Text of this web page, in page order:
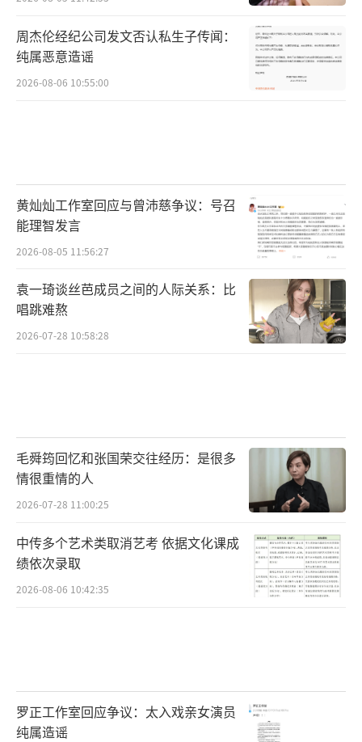
周杰伦经纪公司发文否认私生子传闻：
纯属恶意造谣
2026-08-06 10:55:00
黄灿灿工作室回应与曾沛慈争议：号召
能理智发言
2026-08-05 11:56:27
袁一琦谈丝芭成员之间的人际关系：比
唱跳难熬
2026-07-28 10:58:28
毛舜筠回忆和张国荣交往经历：是很多
情很重情的人
2026-07-28 11:00:25
中传多个艺术类取消艺考 依据文化课成
绩依次录取
2026-08-06 10:42:35
罗正工作室回应争议：太入戏亲女演员
纯属造谣